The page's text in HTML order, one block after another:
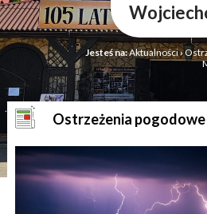
Jesteś na:Aktualności›
Ostrzeżenia pogodowe